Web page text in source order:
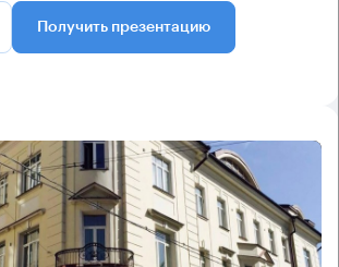
Получить презентацию